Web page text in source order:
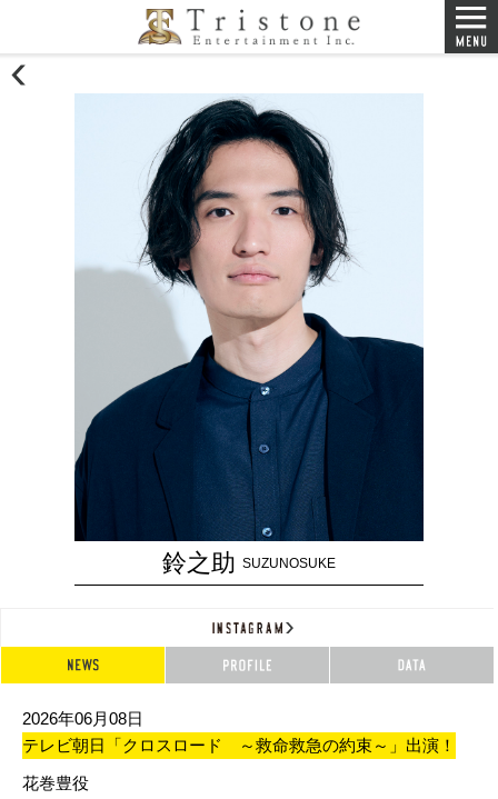
鈴之助 SUZUNOSUKE
2026年06月08日
テレビ朝日「クロスロード ～救命救急の約束～」出演！
花巻豊役